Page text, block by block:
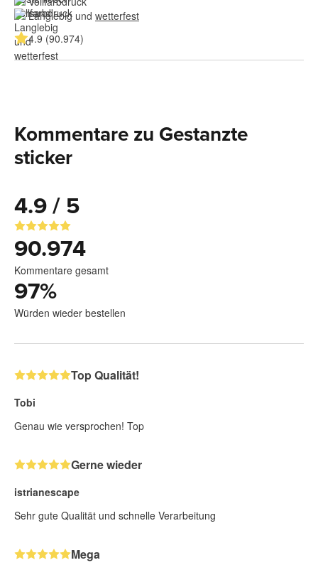
Langlebig und wetterfest
4.9 (90.974)
Kommentare zu Gestanzte
sticker
4.9 / 5
90.974
Kommentare gesamt
97%
Würden wieder bestellen
Top Qualität!
Tobi
Genau wie versprochen! Top
Gerne wieder
istrianescape
Sehr gute Qualität und schnelle Verarbeitung
Mega